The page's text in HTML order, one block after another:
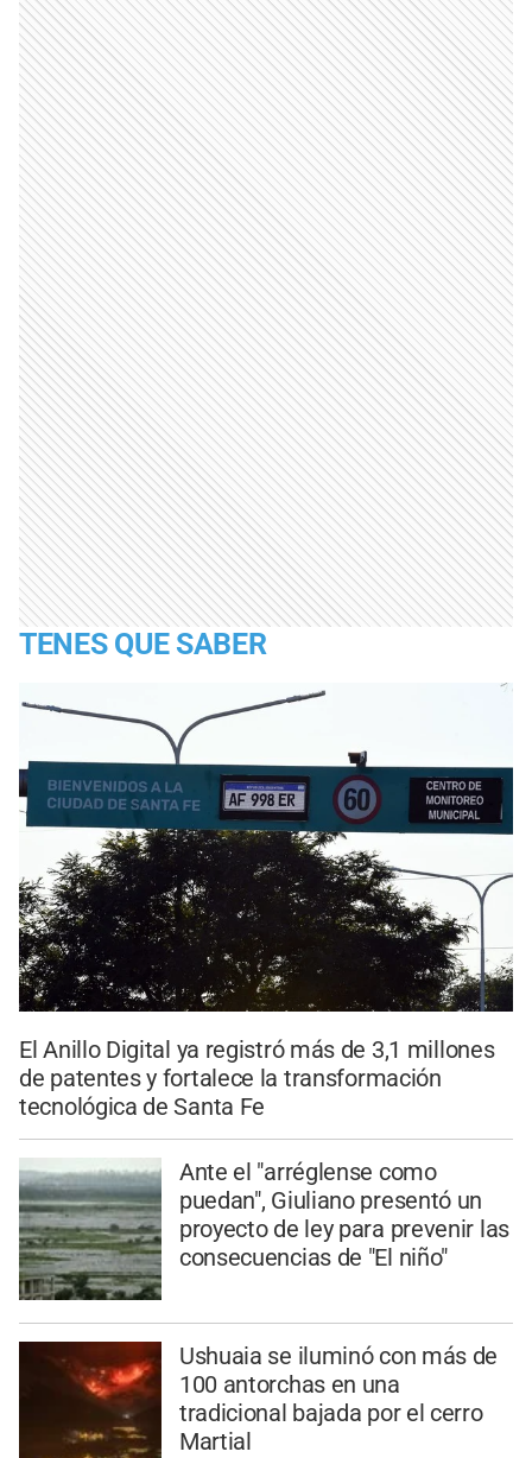
TENES QUE SABER
El Anillo Digital ya registró más de 3,1 millones
de patentes y fortalece la transformación
tecnológica de Santa Fe
Ante el "arréglense como
puedan", Giuliano presentó un
proyecto de ley para prevenir las
consecuencias de "El niño"
Ushuaia se iluminó con más de
100 antorchas en una
tradicional bajada por el cerro
Martial